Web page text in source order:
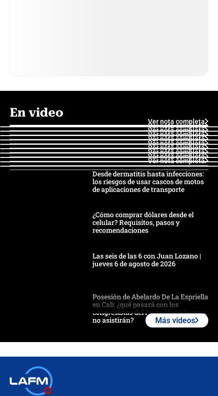
En video
Ver nota completa
Ver nota completa
Ver nota completa
Ver nota completa
Ver nota completa
Ver nota completa
Ver nota completa
Ver nota completa
Ver nota completa
Ver nota completa
Desde dermatitis hasta infecciones:
los riesgos de usar cascos de motos
de aplicaciones de transporte
¿Cómo comprar dólares desde el
celular? Requisitos, pasos y
recomendaciones
Las seis de las 6 con Juan Lozano |
jueves 6 de agosto de 2026
Posesión de Abelardo De La Espriella
en Cali: ¿qué pasará con los
congresistas del Pacto Histórico que
no asistirán?
Más videos